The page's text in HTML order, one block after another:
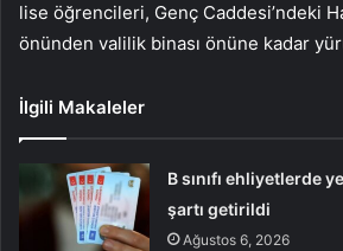
lise öğrencileri, Genç Caddesi’ndeki
önünden valilik binası önüne kadar
İlgili Makaleler
B sınıfı ehliyetlerde
şartı getirildi
Ağustos 6, 2026